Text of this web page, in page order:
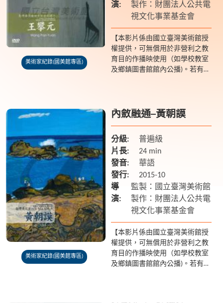
美術家紀錄(國美館專區)
演:
製作：財團法人公共電
視文化事業基金會
【本影片係由國立臺灣美術館授
權提供，可無償用於非營利之教
育目的作播映使用（如學校教室
及鄉鎮圖書館館內公播)。若有額
美術家紀錄(國美館專區)
內斂融通─黃朝謨
分級:
普遍級
片長:
24 min
發音:
華語
發行:
2015-10
導
演:
監製：國立臺灣美術館
製作：財團法人公共電
視文化事業基金會
【本影片係由國立臺灣美術館授
權提供，可無償用於非營利之教
育目的作播映使用（如學校教室
及鄉鎮圖書館館內公播)。若有額